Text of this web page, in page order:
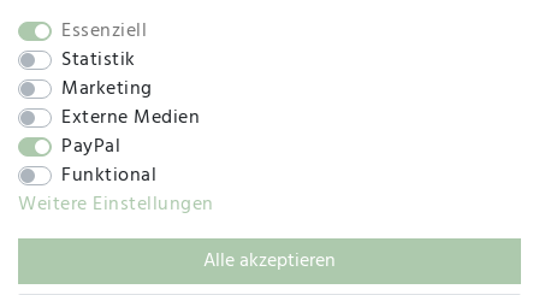
SOCIAL
Essenziell
Statistik
Marketing
Externe Medien
PayPal
Funktional
Weitere Einstellungen
Alle akzeptieren